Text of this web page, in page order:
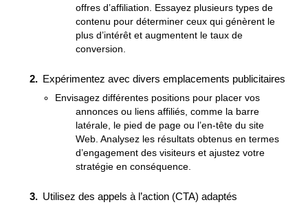
offres d’affiliation. Essayez plusieurs types de
contenu pour déterminer ceux qui génèrent le
plus d’intérêt et augmentent le taux de
conversion.
Expérimentez avec divers emplacements publicitaires
Envisagez différentes positions pour placer vos
annonces ou liens affiliés, comme la barre
latérale, le pied de page ou l’en-tête du site
Web. Analysez les résultats obtenus en termes
d’engagement des visiteurs et ajustez votre
stratégie en conséquence.
Utilisez des appels à l’action (CTA) adaptés